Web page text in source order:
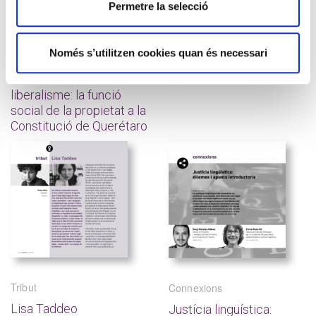
Permetre la selecció
Només s’utilitzen cookies quan és necessari
liberalisme: la funció
social de la propietat a la
Constitució de Querétaro
Galeria
Tribut
Lisa Taddeo
Connexions
Justícia lingüística: